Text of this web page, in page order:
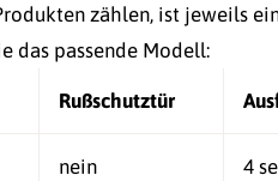
zählen, ist jeweils
das passende Modell:
Rußschutztür
nein 4